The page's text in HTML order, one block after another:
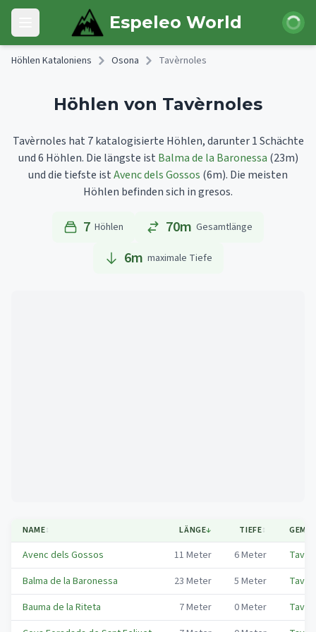
Skip to main content
Open main menu Espeleo World
Höhlen Kataloniens Osona Tavèrnoles
Höhlen von Tavèrnoles
Tavèrnoles hat 7 katalogisierte Höhlen, darunter 1 Schächte
und 6 Höhlen. Die längste ist Balma de la Baronessa (23m)
und die tiefste istAvenc dels Gossos (6m). Die meisten
Höhlen befinden sich in gresos.
7 Höhlen 70m Gesamtlänge
6m maximale Tiefe
NAME↕ LÄNGE↓ TIEFE↕
Avenc dels Gossos 11 Meter 6Meter
Balma de la Baronessa
23 Meter 5 Meter
Bauma de la Riteta
7Meter 0Meter